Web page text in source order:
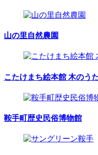
山の里自然農園
こたけまち絵本館 木のう
鞍手町歴史民俗博物館